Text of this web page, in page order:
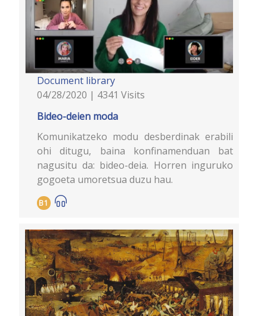
Document library
04/28/2020 | 4341 Visits
Bideo-deien moda
Komunikatzeko modu desberdinak erabili
ohi ditugu, baina konfinamenduan bat
nagusitu da: bideo-deia. Horren inguruko
gogoeta umoretsua duzu hau.
B1